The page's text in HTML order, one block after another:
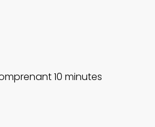
10 minutes